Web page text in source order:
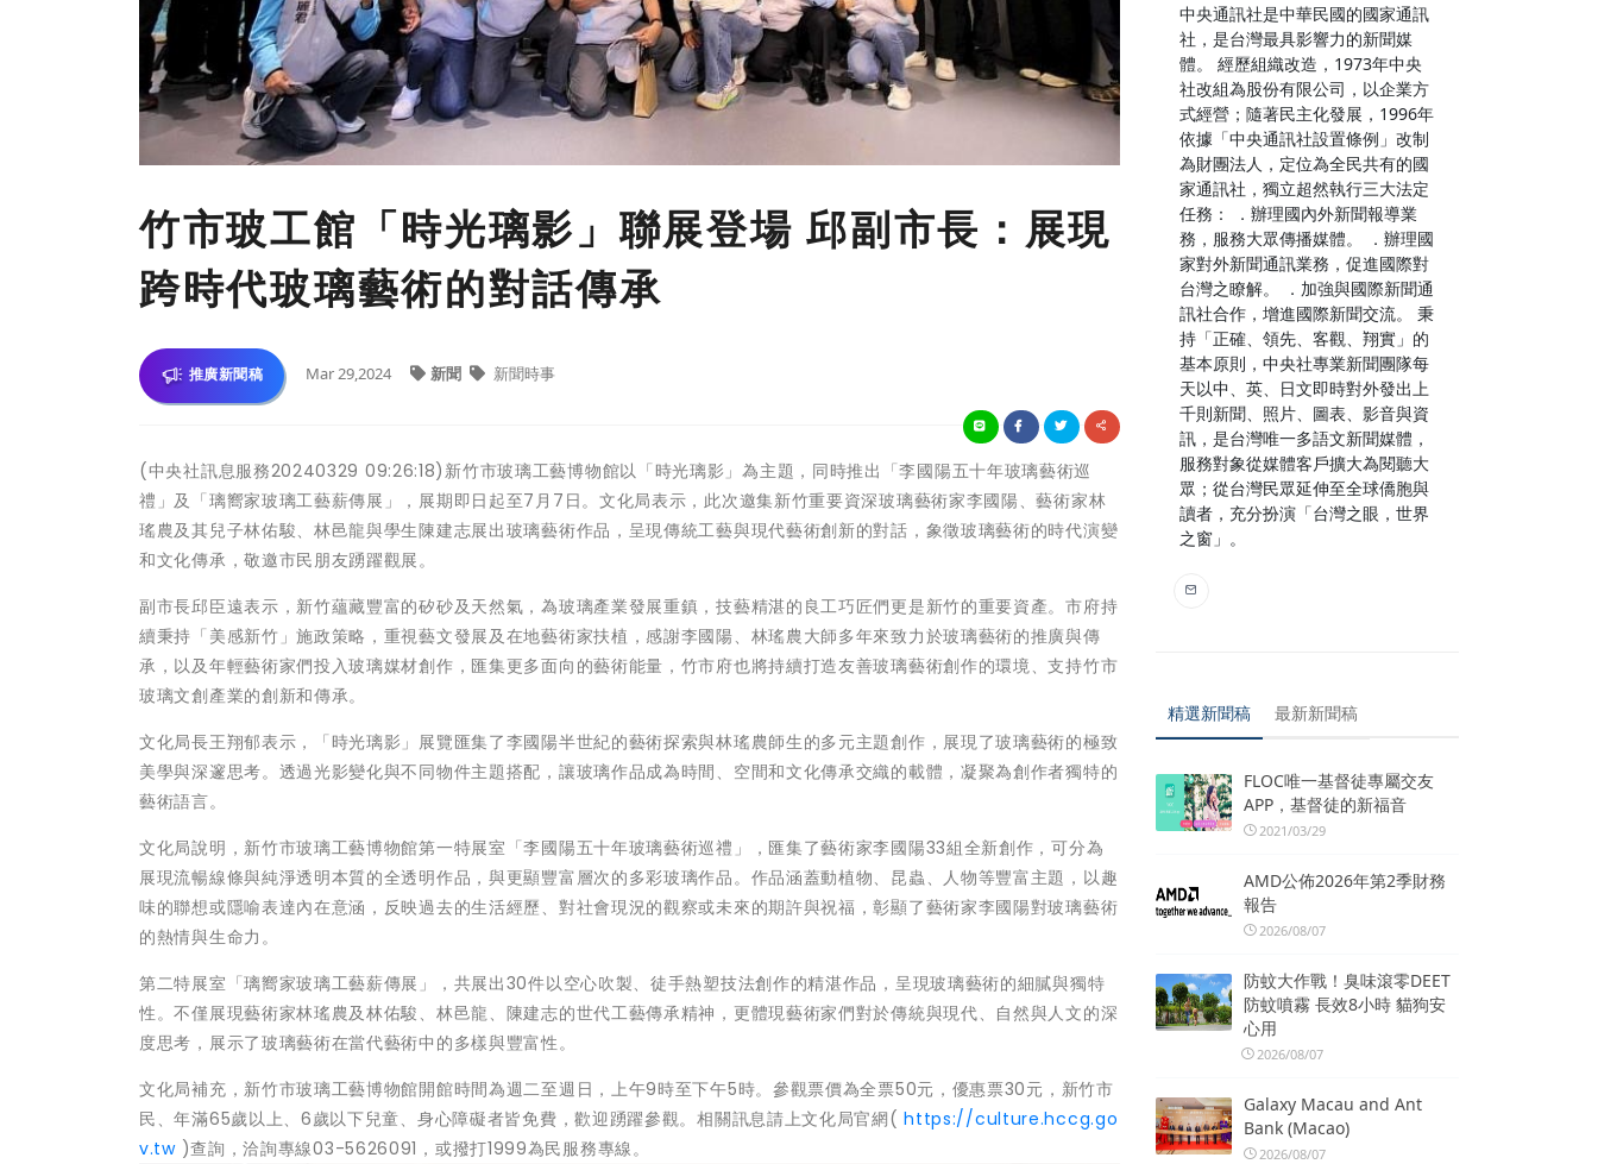
竹市玻工館「時光璃影」聯展登場 邱副市長：展現
跨時代玻璃藝術的對話傳承
推廣新聞稿 Mar 29,2024 新聞 新聞時事
(中央社訊息服務20240329 09:26:18)新竹市玻璃工藝博物館以「時光璃影」為主題，同時推出「李國陽五十年玻璃藝術巡
禮」及「璃嚮家玻璃工藝薪傳展」，展期即日起至7月7日。文化局表示，此次邀集新竹重要資深玻璃藝術家李國陽、藝術家林
瑤農及其兒子林佑駿、林邑龍與學生陳建志展出玻璃藝術作品，呈現傳統工藝與現代藝術創新的對話，象徵玻璃藝術的時代演變
和文化傳承，敬邀市民朋友踴躍觀展。
副市長邱臣遠表示，新竹蘊藏豐富的矽砂及天然氣，為玻璃產業發展重鎮，技藝精湛的良工巧匠們更是新竹的重要資產。市府持
續秉持「美感新竹」施政策略，重視藝文發展及在地藝術家扶植，感謝李國陽、林瑤農大師多年來致力於玻璃藝術的推廣與傳
承，以及年輕藝術家們投入玻璃媒材創作，匯集更多面向的藝術能量，竹市府也將持續打造友善玻璃藝術創作的環境、支持竹市
玻璃文創產業的創新和傳承。
文化局長王翔郁表示，「時光璃影」展覽匯集了李國陽半世紀的藝術探索與林瑤農師生的多元主題創作，展現了玻璃藝術的極致
美學與深邃思考。透過光影變化與不同物件主題搭配，讓玻璃作品成為時間、空間和文化傳承交織的載體，凝聚為創作者獨特的
藝術語言。
文化局說明，新竹市玻璃工藝博物館第一特展室「李國陽五十年玻璃藝術巡禮」，匯集了藝術家李國陽33組全新創作，可分為
展現流暢線條與純淨透明本質的全透明作品，與更顯豐富層次的多彩玻璃作品。作品涵蓋動植物、昆蟲、人物等豐富主題，以趣
味的聯想或隱喻表達內在意涵，反映過去的生活經歷、對社會現況的觀察或未來的期許與祝福，彰顯了藝術家李國陽對玻璃藝術
的熱情與生命力。
第二特展室「璃嚮家玻璃工藝薪傳展」，共展出30件以空心吹製、徒手熱塑技法創作的精湛作品，呈現玻璃藝術的細膩與獨特
性。不僅展現藝術家林瑤農及林佑駿、林邑龍、陳建志的世代工藝傳承精神，更體現藝術家們對於傳統與現代、自然與人文的深
度思考，展示了玻璃藝術在當代藝術中的多樣與豐富性。
文化局補充，新竹市玻璃工藝博物館開館時間為週二至週日，上午9時至下午5時。參觀票價為全票50元，優惠票30元，新竹市
民、年滿65歲以上、6歲以下兒童、身心障礙者皆免費，歡迎踴躍參觀。相關訊息請上文化局官網(https://culture.hccg.go
v.tw)查詢，洽詢專線03-5626091，或撥打1999為民服務專線。
中央通訊社是中華民國的國家通訊
社，是台灣最具影響力的新聞媒
體。 經歷組織改造，1973年中央
社改組為股份有限公司，以企業方
式經營；隨著民主化發展，1996年
依據「中央通訊社設置條例」改制
為財團法人，定位為全民共有的國
家通訊社，獨立超然執行三大法定
任務： ．辦理國內外新聞報導業
務，服務大眾傳播媒體。 ．辦理國
家對外新聞通訊業務，促進國際對
台灣之瞭解。 ．加強與國際新聞通
訊社合作，增進國際新聞交流。 秉
持「正確、領先、客觀、翔實」的
基本原則，中央社專業新聞團隊每
天以中、英、日文即時對外發出上
千則新聞、照片、圖表、影音與資
訊，是台灣唯一多語文新聞媒體，
服務對象從媒體客戶擴大為閱聽大
眾；從台灣民眾延伸至全球僑胞與
讀者，充分扮演「台灣之眼，世界
之窗」。
精選新聞稿 最新新聞稿
FLOC唯一基督徒專屬交友
APP，基督徒的新福音
2021/03/29
AMD公佈2026年第2季財務
報告
2026/08/07
防蚊大作戰！臭味滾零DEET
防蚊噴霧 長效8小時 貓狗安
心用
2026/08/07
Galaxy Macau and Ant
Bank (Macao)
2026/08/07